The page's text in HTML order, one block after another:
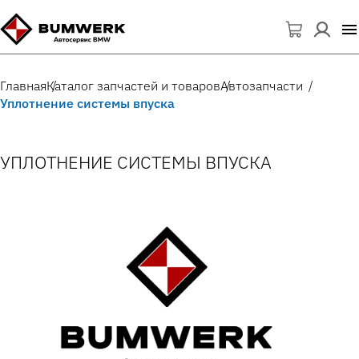
ГлавнаяКаталог запчастей и товаровАвтозапчасти
Уплотнение системы впуска
УПЛОТНЕНИЕ СИСТЕМЫ ВПУСКА